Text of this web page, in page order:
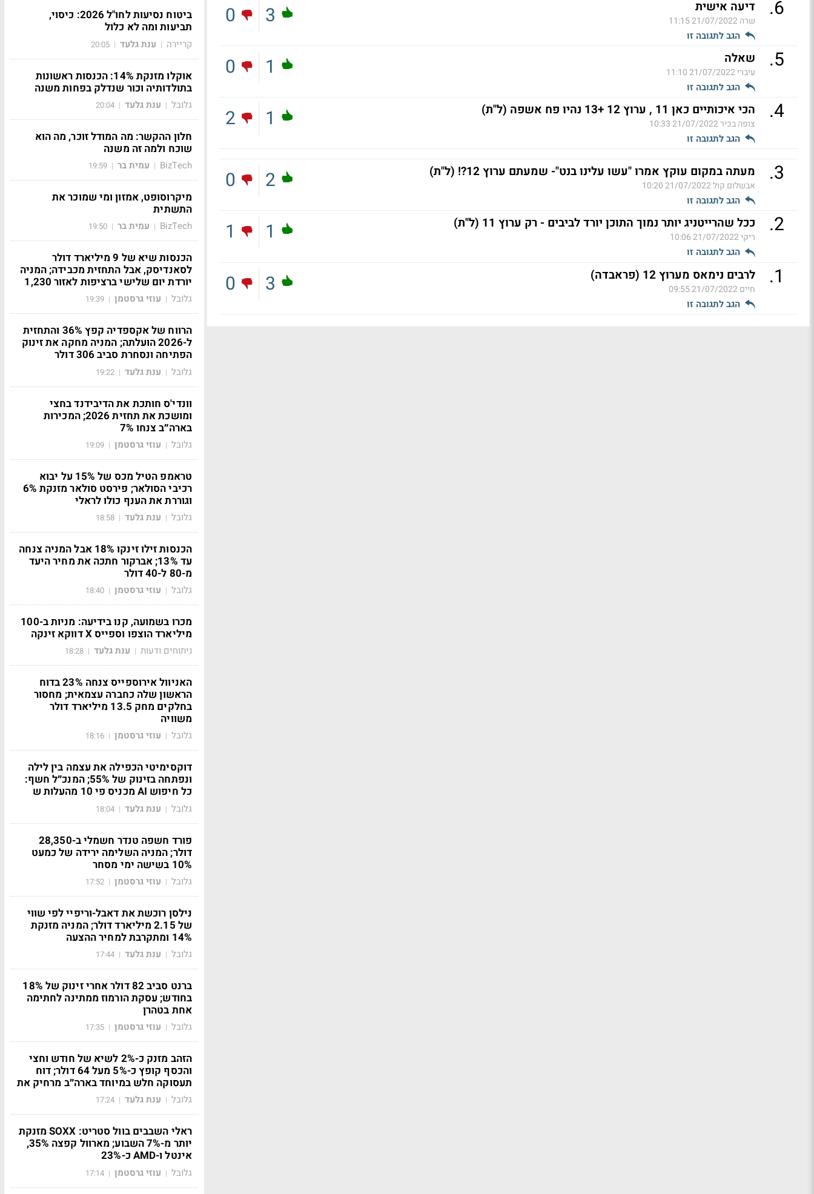
6
. דיעה אישית
שרה21/07/2022 11:15
הגב לתגובה זו
3
0
5
. שאלה
עיברי21/07/2022 11:10
הגב לתגובה זו
1
0
4
. הכי איכותיים כאן 11 , ערוץ 12 +13 נהיו פח אשפה (ל"ת)
צופה בכיר21/07/2022 10:33
הגב לתגובה זו
1
2
3
. מעתה במקום עוקץ אמרו "עשו עלינו בנט"- שמעתם ערוץ 12?! (ל"ת)
אבשלום קול21/07/2022 10:20
הגב לתגובה זו
2
0
2
. ככל שהרייטניג יותר נמוך התוכן יורד לביבים - רק ערוץ 11 (ל"ת)
ריקי21/07/2022 10:06
הגב לתגובה זו
1
1
1
. לרבים נימאס מערוץ 12 (פראבדה)
חיים21/07/2022 09:55
הגב לתגובה זו
3
0
ביטוח נסיעות לחו"ל 2026: כיסוי,
תביעות ומה לא כלול
קריירה | ענת גלעד |
20:05
אוקלו מזנקת 14%: הכנסות ראשונות
בתולדותיה וכור שנדלק בפחות משנה
גלובל | ענת גלעד |
20:04
חלון ההקשר: מה המודל זוכר, מה הוא
שוכח ולמה זה משנה
BizTech
| עמית בר |
19:59
מיקרוסופט, אמזון ומי שמוכר את
התשתית
BizTech
| עמית בר |
19:50
הכנסות שיא של 9 מיליארד דולר
לסאנדיסק, אבל התחזית מכבידה; המניה
יורדת יום שלישי ברציפות לאזור 1,230
גלובל | עוזי גרסטמן |
19:39
הרווח של אקספדיה קפץ 36% והתחזית
ל-2026 הועלתה; המניה מחקה את זינוק
הפתיחה ונסחרת סביב 306 דולר
גלובל | ענת גלעד |
19:22
וונדי'ס חותכת את הדיבידנד בחצי
ומושכת את תחזית 2026; המכירות
בארה״ב צנחו 7%
גלובל | עוזי גרסטמן |
19:09
טראמפ הטיל מכס של 15% על יבוא
רכיבי הסולאר; פירסט סולאר מזנקת 6%
וגוררת את הענף כולו לראלי
גלובל | ענת גלעד |
18:58
הכנסות זילו זינקו 18% אבל המניה צנחה
עד 13%; אברקור חתכה את מחיר היעד
מ-80 ל-40 דולר
גלובל | עוזי גרסטמן |
18:40
מכרו בשמועה, קנו בידיעה: מניות ב-100
מיליארד הוצפו וספייס X דווקא זינקה
ניתוחים ודעות | ענת גלעד |
18:28
האניוול אירוספייס צנחה 23% בדוח
הראשון שלה כחברה עצמאית; מחסור
בחלקים מחק 13.5 מיליארד דולר
משוויה
גלובל | עוזי גרסטמן |
18:16
דוקסימיטי הכפילה את עצמה בין לילה
ונפתחה בזינוק של 55%; המנכ״ל חשף:
כל חיפוש AI מכניס פי 10 מהעלות ש
גלובל | ענת גלעד |
18:04
פורד חשפה טנדר חשמלי ב-28,350
דולר; המניה השלימה ירידה של כמעט
10% בשישה ימי מסחר
גלובל | עוזי גרסטמן |
17:52
נילסן רוכשת את דאבל-וריפיי לפי שווי
של 2.15 מיליארד דולר; המניה מזנקת
14% ומתקרבת למחיר ההצעה
גלובל | ענת גלעד |
17:44
ברנט סביב 82 דולר אחרי זינוק של 18%
בחודש; עסקת הורמוז ממתינה לחתימה
אחת בטהרן
גלובל | עוזי גרסטמן |
17:35
הזהב מזנק כ-2% לשיא של חודש וחצי
והכסף קופץ כ-5% מעל 64 דולר; דוח
תעסוקה חלש במיוחד בארה״ב מרחיק את
גלובל | ענת גלעד |
17:24
ראלי השבבים בוול סטריט: SOXX מזנקת
יותר מ-7% השבוע; מארוול קפצה 35%,
אינטל ו-AMD כ-23%
גלובל | עוזי גרסטמן |
17:14